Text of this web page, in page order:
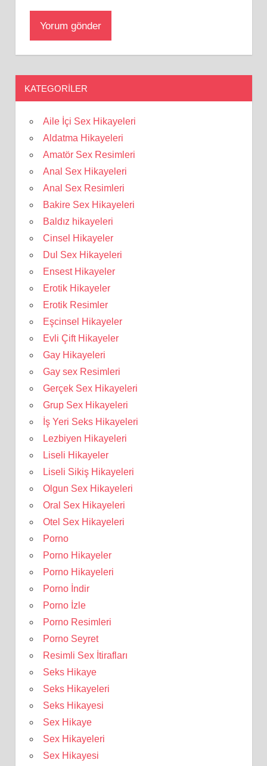
KATEGORILER
Aile İçi Sex Hikayeleri
Aldatma Hikayeleri
Amatör Sex Resimleri
Anal Sex Hikayeleri
Anal Sex Resimleri
Bakire Sex Hikayeleri
Baldız hikayeleri
Cinsel Hikayeler
Dul Sex Hikayeleri
Ensest Hikayeler
Erotik Hikayeler
Erotik Resimler
Eşcinsel Hikayeler
Evli Çift Hikayeler
Gay Hikayeleri
Gay sex Resimleri
Gerçek Sex Hikayeleri
Grup Sex Hikayeleri
İş Yeri Seks Hikayeleri
Lezbiyen Hikayeleri
Liseli Hikayeler
Liseli Sikiş Hikayeleri
Olgun Sex Hikayeleri
Oral Sex Hikayeleri
Otel Sex Hikayeleri
Porno
Porno Hikayeler
Porno Hikayeleri
Porno İndir
Porno İzle
Porno Resimleri
Porno Seyret
Resimli Sex İtirafları
Seks Hikaye
Seks Hikayeleri
Seks Hikayesi
Sex Hikaye
Sex Hikayeleri
Sex Hikayesi